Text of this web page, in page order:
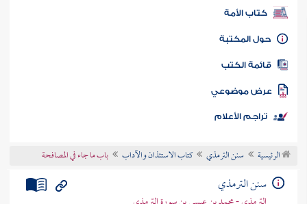
كتب PDF
كتاب الأمة
المكتبة
الكتب
موضوعي
تراجم الأعلام
الرئيسية سنن الترمذي كتاب الاستئذان والآداب باب ما جاء في المصافحة
سنن الترمذي